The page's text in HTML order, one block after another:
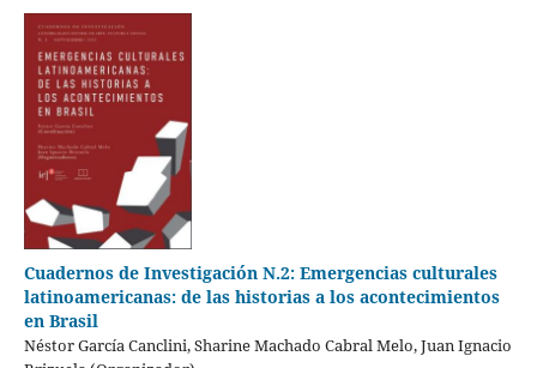
Cuadernos de Investigación N.2: Emergencias culturales
latinoamericanas: de las historias a los acontecimientos
en Brasil
Néstor García Canclini, Sharine Machado Cabral Melo, Juan Ignacio